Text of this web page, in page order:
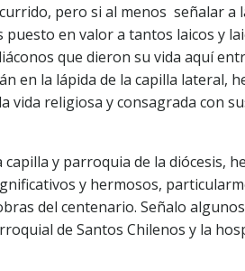
pero si al menos señalar a
en valor a tantos laicos y
que dieron su vida aquí
en la lápida de la capilla lateral,
vida religiosa y consagrada con
y parroquia de la diócesis,
y hermosos,
del centenario. Señalo
de Santos Chilenos y la